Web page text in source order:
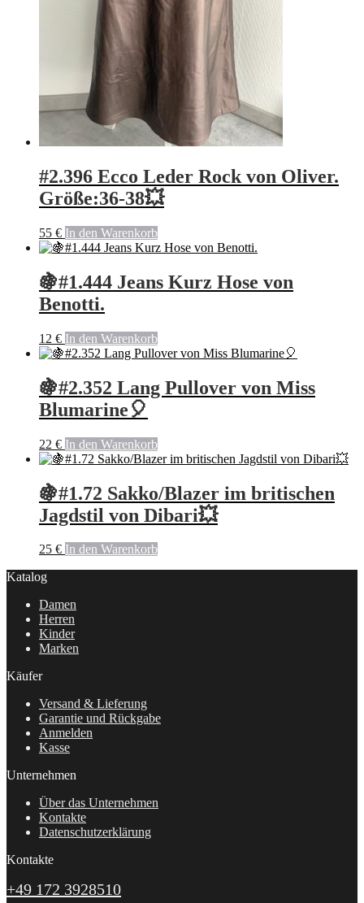
#2.396 Ecco Leder Rock von Oliver.
Größe:36-38💥
55 € In den Warenkorb
🍇#1.444 Jeans Kurz Hose von
Benotti.
12 € In den Warenkorb
🍇#2.352 Lang Pullover von Miss
Blumarine🎈
22 € In den Warenkorb
🍇#1.72 Sakko/Blazer im britischen
Jagdstil von Dibari💥
25 € In den Warenkorb
Katalog
Damen
Herren
Kinder
Marken
Käufer
Versand & Lieferung
Garantie und Rückgabe
Anmelden
Kasse
Unternehmen
Über das Unternehmen
Kontakte
Datenschutzerklärung
Kontakte
+49 172 3928510